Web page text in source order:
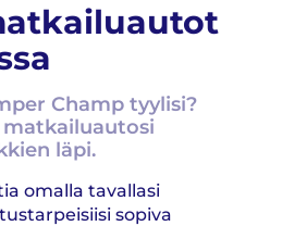
Champ tyylisi?
läpi.
omalla tavallasi
sopiva